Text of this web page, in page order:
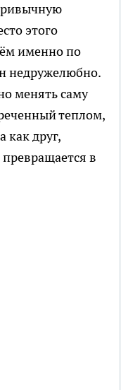
этого
именно по
недружелюбно.
менять саму
теплом,
как друг,
в